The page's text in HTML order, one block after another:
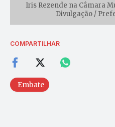
Iris Rezende na Câmara
Divulgação /
COMPARTILHAR
Embate